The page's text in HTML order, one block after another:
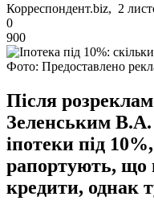
Корреспондент.biz, 2
0
900
Фото: Предоставлено
Після
Зеленським В.А.
іпотеки під
рапортують, що
кредити, однак